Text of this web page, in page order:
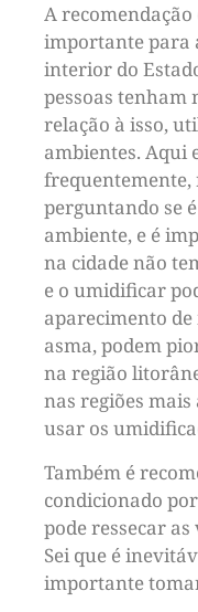
A
importante para
interior do
pessoas tenham
relação à isso,
ambientes. Aqui
frequentemente,
perguntando se
ambiente, e é
na cidade não
e o umidificar
aparecimento
asma, podem
na região
nas regiões
usar os
Também é
condicionado
pode ressecar
Sei que é
importante